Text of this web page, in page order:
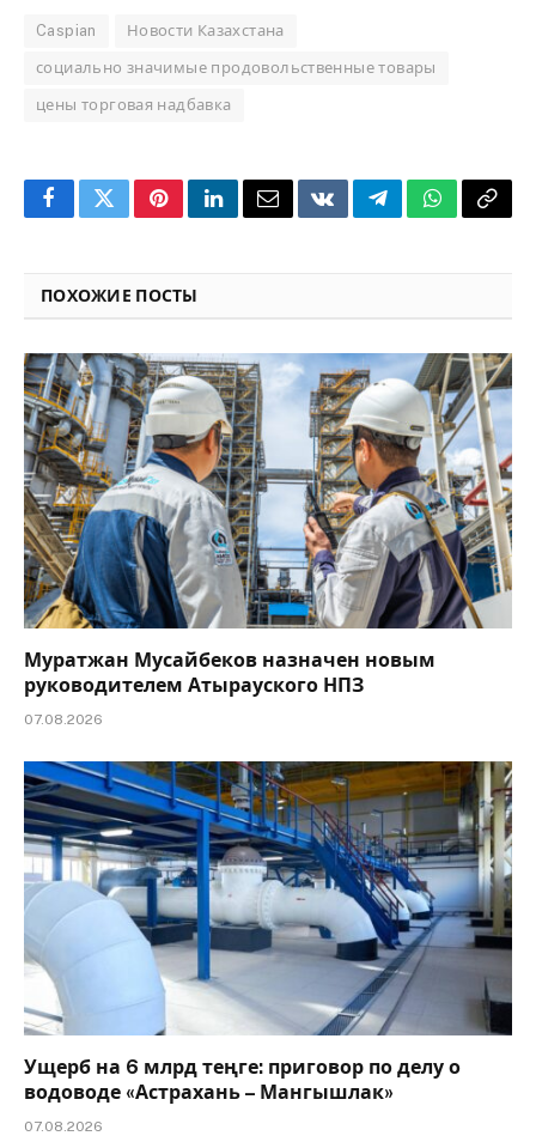
Caspian Новости Казахстана
социально значимые продовольственные товары
цены торговая надбавка
FacebookTwitterPinterestLinkedInEmailVKontakteTelegramWhatsApp
Copy
ПОХОЖИЕ ПОСТЫ
Муратжан Мусайбеков назначен новым
руководителем Атырауского НПЗ
07.08.2026
Ущерб на 6 млрд теңге: приговор по делу о
водоводе «Астрахань – Мангышлак»
07.08.2026